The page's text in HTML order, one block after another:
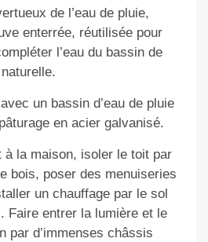
de l’eau de pluie,
enterrée, réutilisée pour
l’eau du bassin de
un bassin d’eau de pluie
en acier galvanisé.
la maison, isoler le toit par
bois, poser des menuiseries
un chauffage par le sol
Faire entrer la lumière et le
par d’immenses châssis